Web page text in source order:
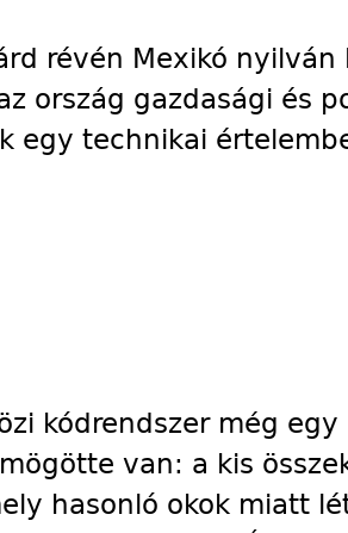
révén Mexikó
ország gazdasági és
egy technikai
kódrendszer még
van: a kis
hasonló okok miatt